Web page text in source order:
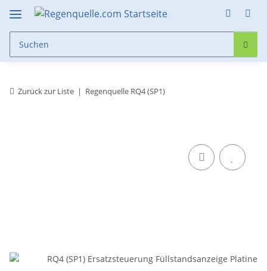
Zurück zur Liste Regenquelle RQ4 (SP1)